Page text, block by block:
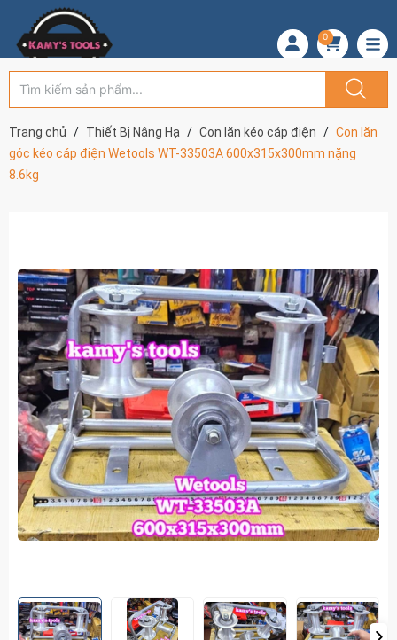
0
Trang chủ Thiết Bị Nâng Hạ Con lăn kéo cáp điện
Con lăn
góc kéo cáp điện Wetools WT-33503A 600x315x300mm nặng
8.6kg